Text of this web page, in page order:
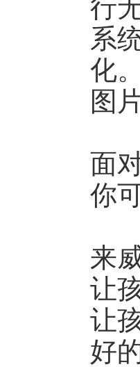
行
系
化。
图
面
你
来
让
让
好